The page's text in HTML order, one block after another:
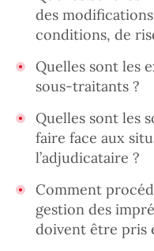
des
conditions, de
Quelles sont les
sous-traitants ?
Quelles sont les
faire face aux
l’adjudicataire ?
Comment
gestion des
doivent être pris